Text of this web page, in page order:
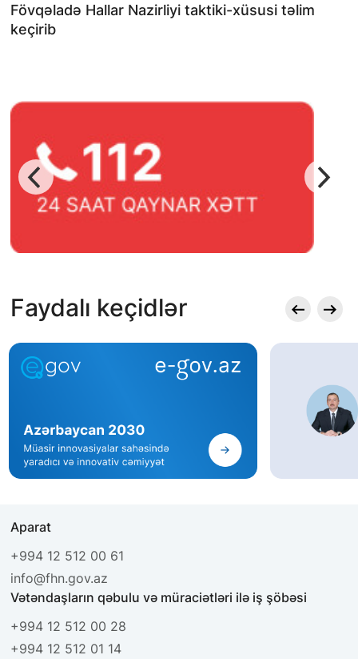
Fövqəladə Hallar Nazirliyi taktiki-xüsusi təlim
keçirib
Faydalı keçidlər
Aparat
+994 12 512 00 61
info@fhn.gov.az
Vətəndaşların qəbulu və müraciətləri ilə iş şöbəsi
+994 12 512 00 28
+994 12 512 01 14